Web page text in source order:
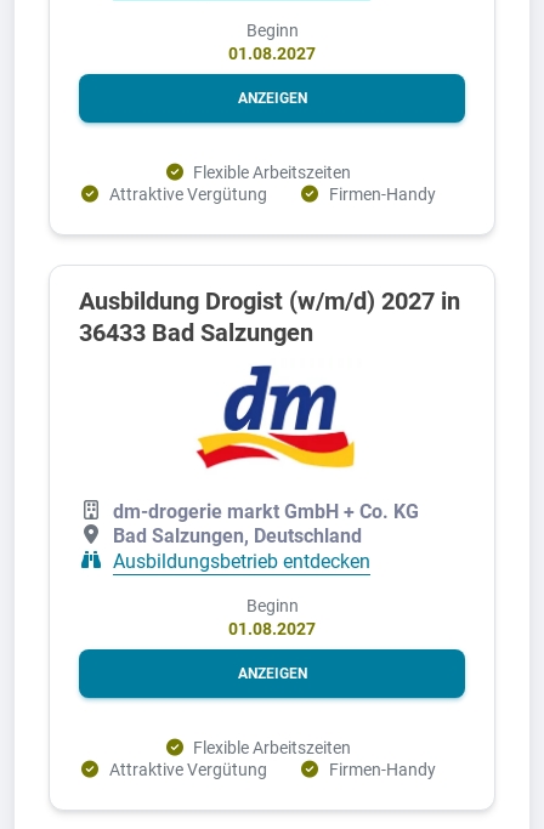
Beginn
01.08.2027
ANZEIGEN
Flexible Arbeitszeiten
Attraktive Vergütung
Firmen-Handy
Ausbildung Drogist (w/m/d) 2027 in
36433 Bad Salzungen
dm-drogerie markt GmbH + Co. KG
Bad Salzungen, Deutschland
Ausbildungsbetrieb entdecken
Beginn
01.08.2027
ANZEIGEN
Flexible Arbeitszeiten
Attraktive Vergütung
Firmen-Handy